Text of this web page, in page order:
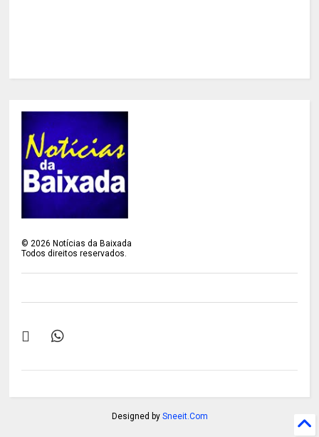
©2026 Notícias da Baixada
Todos direitos reservados.
Designed by Sneeit.Com